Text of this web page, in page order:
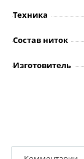
Техника
Состав ниток
Изготовитель